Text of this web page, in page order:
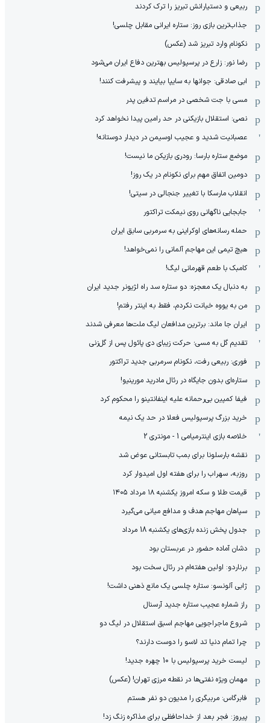
ربیعی و دستیارانش تبریز را ترک کردند
جذاب‌ترین بازی روز: ستاره ایرانی مقابل چلسی!
نکونام وارد تبریز شد (عکس)
رضا نور: زارع در پرسپولیس بهترین دفاع ایران می‌شود
ابی صادقی: جوانها به سایپا بیایند و پیشرفت کنند!
مسی با جت شخصی در مراسم تدفین پدر
نصی: استقلال بازیکنی در حد رامین پیدا نخواهد کرد
عصبانیت شدید و عجیب اوسیمن در دیدار دوستانه!
موضع ستاره بارسا: رودری بازیکن ما نیست!
دومین اتفاق مهم برای نکونام در یک روز!
انقلاب مارسکا با تغییر جنجالی در سیتی!
جابجایی ناگهانی روی نیمکت تراکتور
حمله رسانه‌های اوکراینی به سرمربی سابق ایران
هیچ‌ تیمی این مهاجم آلمانی را نمی‌خواهد!
کامبک با طعم قهرمانی لیگ!
به دنبال یک معجزه: دو ستاره سد راه لژیونر جدید ایران
من به یووه خیانت نکردم، فقط به اینتر رفتم!
ایران جا ماند: برترین مدافعان لیگ ملت‌ها معرفی شدند
تقدیم گل به مسی؛ حرکت زیبای دی پائول پس از گل‌زنی
فوری: ربیعی رفت، نکونام سرمربی جدید تراکتور
ستاره‌ای بدون جایگاه در رئال مادرید مورینیو!
فیفا کمپین بی‌رحمانه علیه اینفانتینو را محکوم کرد
خرید بزرگ پرسپولیس فعلا در حد یک نیمه
خلاصه بازی اینترمیامی 1 - مونتری 2
نقشه بارسلونا برای بمب تابستانی عوض شد
روزبه، سهراب را برای هفته اول امیدوار کرد
قیمت طلا و سکه امروز یکشنبه ۱۸ مرداد ۱۴۰۵
سپاهان مهاجم هدف و مدافع میانی می‌گیرد
جدول پخش زنده بازی‌های یکشنبه 18 مرداد
دشان آماده حضور در عربستان بود
برناردو: اولین هفته‌ام در رئال سخت بود
ژابی آلونسو: ستاره چلسی یک مانع ذهنی داشت!
راز شماره عجیب ستاره جدید آرسنال
شروع ماجراجویی مهاجم اسبق استقلال در لیگ دو
چرا تمام دنیا تد لاسو را دوست دارند؟
لیست خرید پرسپولیس با 10 چهره جدید!
مهمان‌ ویژه نفتی‌ها در نقطه مرزی تهران! (عکس)
فابرگاس: مربیگری را مدیون دو نفر هستم
پیروز: فجر بعد از خداحافظی برای مذاکره زنگ زد!